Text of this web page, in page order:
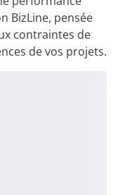
BizLine, pensée
contraintes de
de vos projets.